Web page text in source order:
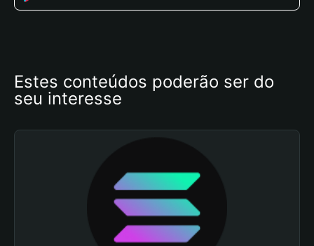
Estes conteúdos poderão ser do
seu interesse